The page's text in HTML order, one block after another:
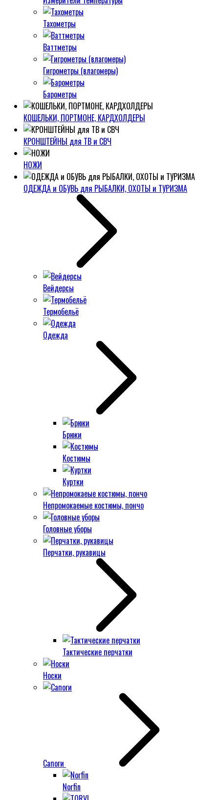
Тахометры
Ваттметры
Гигрометры (влагомеры)
Барометры
КОШЕЛЬКИ, ПОРТМОНЕ, КАРДХОЛДЕРЫ
КРОНШТЕЙНЫ для ТВ и СВЧ
НОЖИ
ОДЕЖДА и ОБУВЬ для РЫБАЛКИ, ОХОТЫ и ТУРИЗМА
Вейдерсы
Термобельё
Одежда
Брюки
Костюмы
Куртки
Непромокаемые костюмы, пончо
Головные уборы
Перчатки, рукавицы
Тактические перчатки
Носки
Сапоги
Norfin